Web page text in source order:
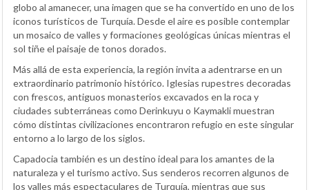
globo al amanecer, una imagen que se ha convertido en uno de los
iconos turísticos de Turquía. Desde el aire es posible contemplar
un mosaico de valles y formaciones geológicas únicas mientras el
sol tiñe el paisaje de tonos dorados.
Más allá de esta experiencia, la región invita a adentrarse en un
extraordinario patrimonio histórico. Iglesias rupestres decoradas
con frescos, antiguos monasterios excavados en la roca y
ciudades subterráneas como Derinkuyu o Kaymakli muestran
cómo distintas civilizaciones encontraron refugio en este singular
entorno a lo largo de los siglos.
Capadocia también es un destino ideal para los amantes de la
naturaleza y el turismo activo. Sus senderos recorren algunos de
los valles más espectaculares de Turquía, mientras que sus